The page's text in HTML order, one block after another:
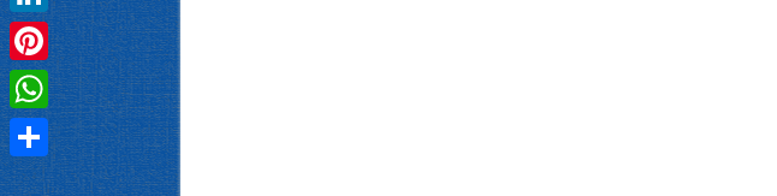
LinkedIn
Pinterest
WhatsApp
Share